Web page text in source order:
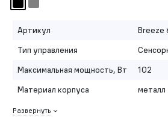
Артикул
Breeze
Тип управления
Максимальная мощность, Вт
102
Материал корпуса
металл
Развернуть